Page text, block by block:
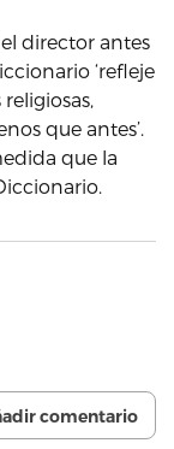
director antes
‘refleje
que antes’.
que la
comentario